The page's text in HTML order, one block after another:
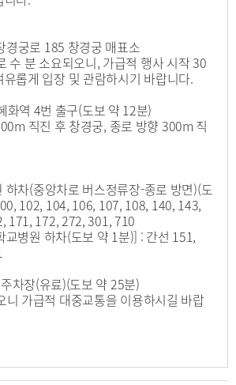
경궁로 185 창경궁 매표소
수 분 소요되오니, 가급적 행사 시작 30
롭게 입장 및 관람하시기 바랍니다.
화역 4번 출구(도보 약 12분)
직진 후 창경궁, 종로 방향 300m 직
하차(중앙차로 버스정류장-종로 방면)(도
102, 104, 106, 107, 108, 140, 143,
171, 172, 272, 301, 710
교병원 하차(도보 약 1분)] : 간선 151,
차장(유료)(도보 약 25분)
니 가급적 대중교통을 이용하시길 바랍